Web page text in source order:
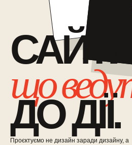
САЙТИ,
що
ДО ДІЇ.
Проєктуємо не дизайн заради дизайну, а